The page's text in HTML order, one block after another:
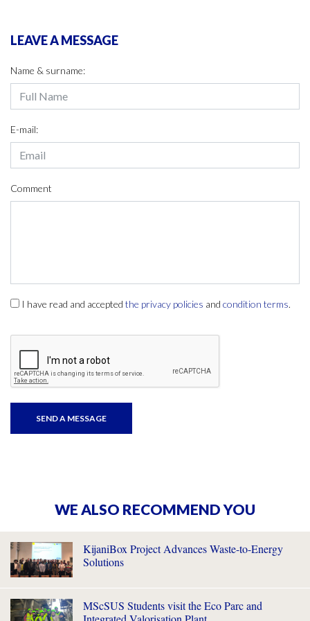
LEAVE A MESSAGE
Name & surname:
E-mail:
Comment
I have read and accepted the privacy policies and condition terms.
WE ALSO RECOMMEND YOU
KijaniBox Project Advances Waste-to-Energy
Solutions
MScSUS Students visit the Eco Parc and